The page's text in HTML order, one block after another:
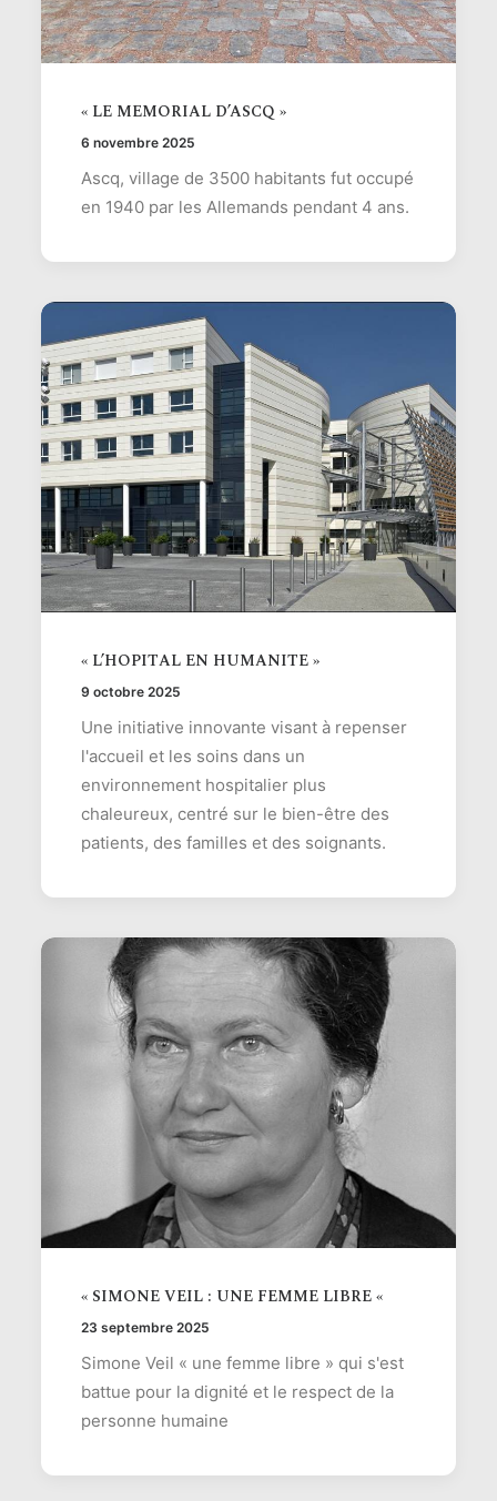
« LE MEMORIAL D’ASCQ »
6 novembre 2025
Ascq, village de 3500 habitants fut occupé
en 1940 par les Allemands pendant 4 ans.
« L’HOPITAL EN HUMANITE »
9 octobre 2025
Une initiative innovante visant à repenser
l'accueil et les soins dans un
environnement hospitalier plus
chaleureux, centré sur le bien-être des
patients, des familles et des soignants.
« SIMONE VEIL : UNE FEMME LIBRE «
23 septembre 2025
Simone Veil « une femme libre » qui s'est
battue pour la dignité et le respect de la
personne humaine